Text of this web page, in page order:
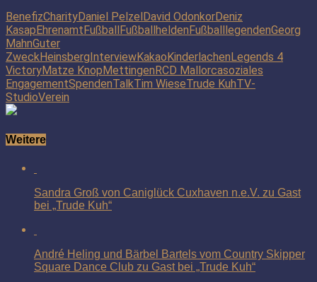
BenefizCharityDaniel PelzelDavid OdonkorDeniz
KasapEhrenamtFußballFußballheldenFußballlegendenGeorg
MahnGuter
ZweckHeinsbergInterviewKakaoKinderlachenLegends 4
VictoryMatze KnopMettingenRCD Mallorcasoziales
EngagementSpendenTalkTim WieseTrude KuhTV-
StudioVerein
Weitere
Sandra Groß von Caniglück Cuxhaven n.e.V. zu Gast
bei „Trude Kuh“
André Heling und Bärbel Bartels vom Country Skipper
Square Dance Club zu Gast bei „Trude Kuh“